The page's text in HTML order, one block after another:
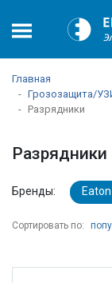
Главная
Грозозащита/
Разрядники
Разрядники
Бренды: Eaton
Сортировать по: